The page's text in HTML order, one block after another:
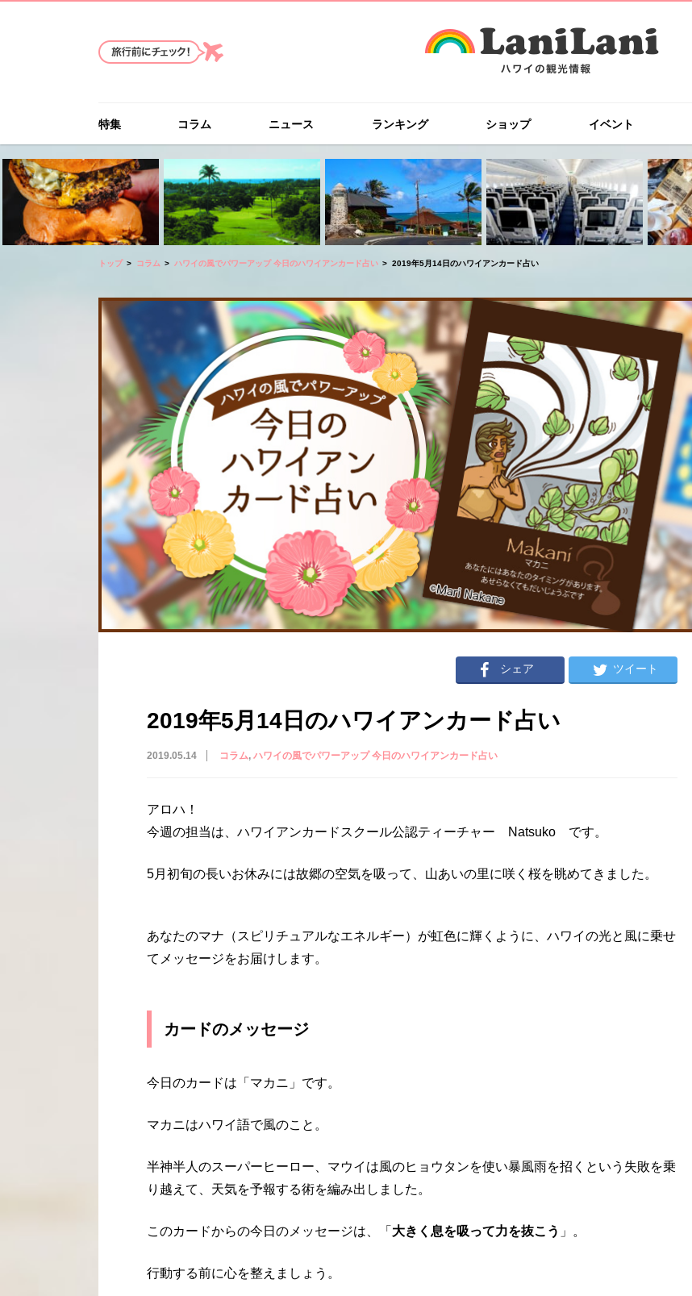
特集 コラム ニュース ランキング ショップ イベント
トップ コラム ハワイの風でパワーアップ 今日のハワイアンカード占い 2019年5月14日のハワイアンカード占い
シェア ツイート
2019年5月14日のハワイアンカード占い
2019.05.14 コラム ハワイの風でパワーアップ 今日のハワイアンカード占い
アロハ！
今週の担当は、ハワイアンカードスクール公認ティーチャー Natsuko です。
5月初旬の長いお休みには故郷の空気を吸って、山あいの里に咲く桜を眺めてきました。
あなたのマナ（スピリチュアルなエネルギー）が虹色に輝くように、ハワイの光と風に乗せ
てメッセージをお届けします。
カードのメッセージ
今日のカードは「マカニ」です。
マカニはハワイ語で風のこと。
半神半人のスーパーヒーロー、マウイは風のヒョウタンを使い暴風雨を招くという失敗を乗
り越えて、天気を予報する術を編み出しました。
このカードからの今日のメッセージは、「 大きく息を吸って力を抜こう 」。
行動する前に心を整えましょう。